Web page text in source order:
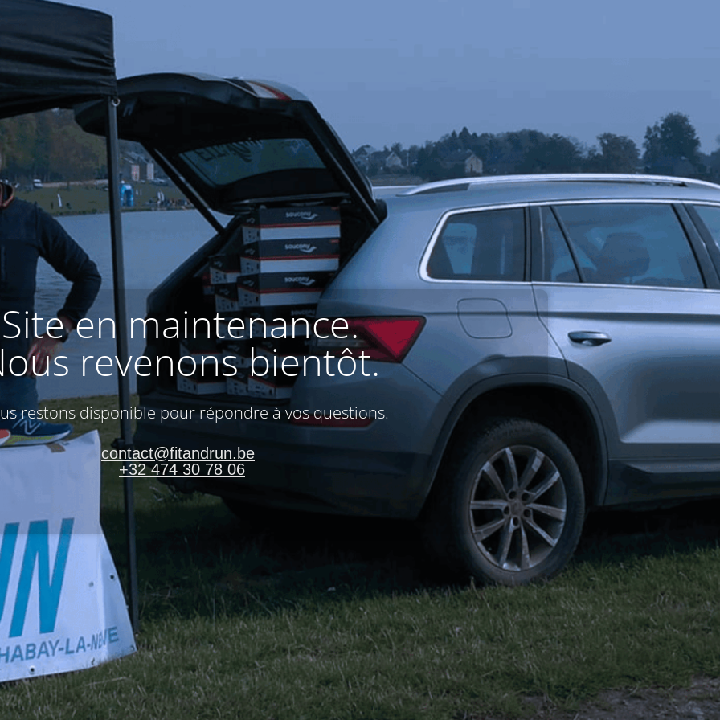
Site en maintenance.
revenons bientôt.
restons disponible pour répondre à vos questions.
contact@fitandrun.be
+32 474 30 78 06